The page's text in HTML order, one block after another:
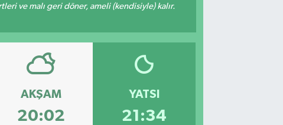
ve malı geri döner, ameli (kendisiyle) kalır.
AKŞAM
20:02
YATSI
21:34